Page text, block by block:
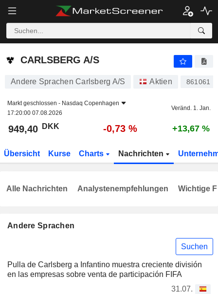
CARLSBERG A/S
CARLSBERG A/S
Andere Sprachen Carlsberg A/S Aktien 861061
Markt geschlossen - Nasdaq Copenhagen
17:20:00 07.08.2026
Veränd. 1. Jan.
949,40 DKK -0,73 % +13,67 %
Übersicht Kurse Charts Nachrichten
Andere Sprachen
Suchen
Pulla de Carlsberg a Infantino muestra creciente división
en las empresas sobre venta de participación FIFA
31.07.
Alle Nachrichten Analystenempfehlungen Wichtige